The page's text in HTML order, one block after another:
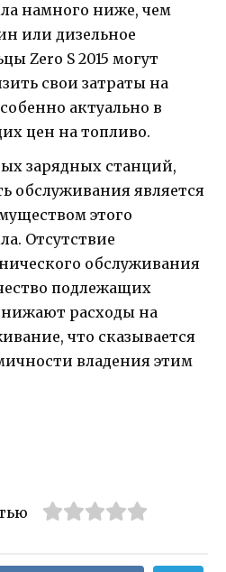
намного ниже, чем
или дизельное
Zero S 2015 могут
свои затраты на
актуально в
цен на топливо.
зарядных станций,
обслуживания является
этого
Отсутствие
обслуживания
подлежащих
расходы на
что сказывается
владения этим